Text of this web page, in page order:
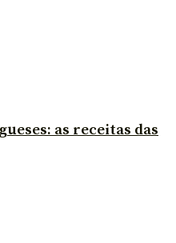
as receitas das